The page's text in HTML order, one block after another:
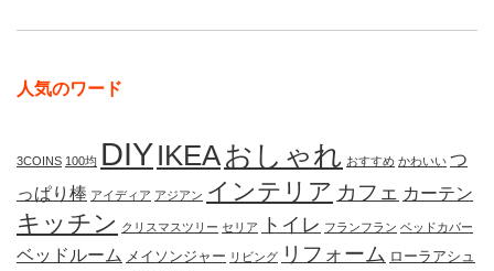
人気のワード
3COINS 100均 DIYIKEAおしゃれ おすすめ かわいい つ
っぱり棒 アイディア アジアン インテリア カフェ カーテン
キッチン クリスマスツリー セリア トイレ フランフラン ベッドカバー
ベッドルーム メイソンジャー リビング リフォーム ローラアシュ